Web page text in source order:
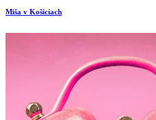
Miša v Košiciach